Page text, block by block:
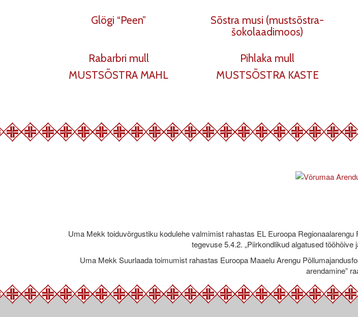
Glögi “Peen”
Sõstra musi (mustsõstra-
šokolaadimoos)
Rabarbri mull
Pihlaka mull
MUSTSÕSTRA MAHL
MUSTSÕSTRA KASTE
Uma Mekk toiduvõrgustiku kodulehe valmimist rahastas EL Euroopa
tegevuse 5.4.2. „Piirkondlikud algatused
Uma Mekk Suurlaada toimumist rahastas Euroopa Maaelu Arengu
arendamine”